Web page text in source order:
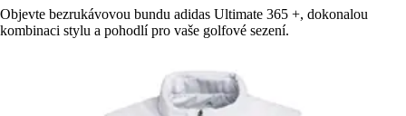
Objevte bezrukávovou bundu adidas Ultimate 365 +, dokonalou
kombinaci stylu a pohodlí pro vaše golfové sezení.